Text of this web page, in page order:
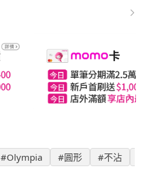
#Olympia #圓形 #不沾